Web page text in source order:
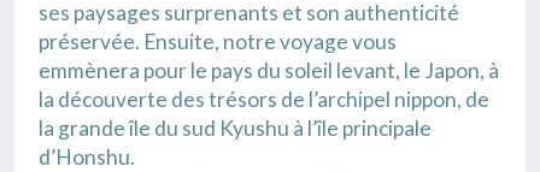
ses paysages surprenants et son authenticité
préservée. Ensuite, notre voyage vous
emmènera pour le pays du soleil levant, le Japon, à
la découverte des trésors de l’archipel nippon, de
la grande île du sud Kyushu à l’île principale
d’Honshu.